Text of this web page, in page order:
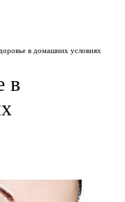
в домашних условиях
в